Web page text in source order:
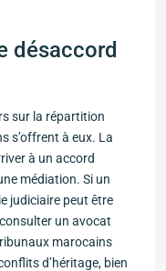
désaccord
sur la répartition
s’offrent à eux. La
à un ⁢accord
médiation. Si un
judiciaire peut être
un avocat
marocains‍
d’héritage, ​bien